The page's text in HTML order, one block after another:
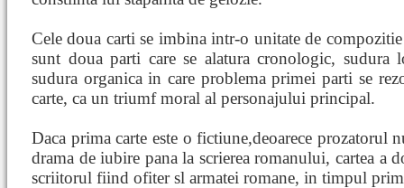
Cele doua carti se imbina intr-o unitate de
sunt doua parti care se alatura cronologic,
sudura organica in care problema primei parti se
carte, ca un triumf moral al personajului principal.
Daca prima carte este o fictiune,deoarece prozatorul
drama de iubire pana la scrierea romanului, cartea a
scriitorul fiind ofiter sl armatei romane, in timpul